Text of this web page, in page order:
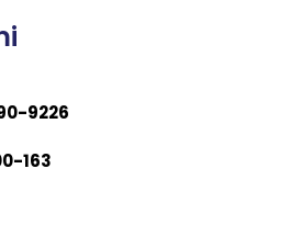
9226
163